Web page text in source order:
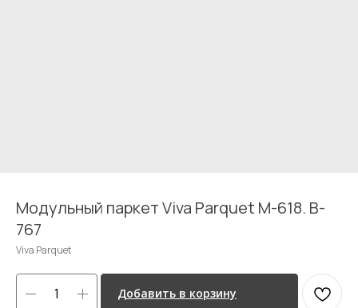
Модульный паркет Viva Parquet M-618. B-
767
Viva Parquet
Добавить в корзину